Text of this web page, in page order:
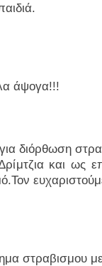
άψογα!!!
διόρθωση
και ως
στραβισμου